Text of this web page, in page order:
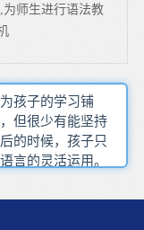
师生进行语法教
孩子的学习铺
但很少有能坚持
的时候，孩子只
言的灵活运用。
从小的英语语感